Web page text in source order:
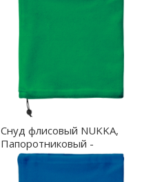
Снуд флисовый NUKKA,
Папоротниковый -
BR200990226